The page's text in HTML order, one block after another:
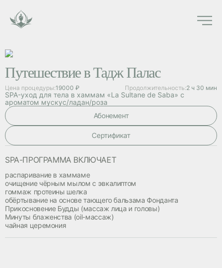
Путешествие в Тадж Палас
Цена процедуры:19000 ₽ Продолжительность:2 ч 30 мин
SPA-уход для тела в хаммам «La Sultane de Saba» с
ароматом мускус/ладан/роза
Абонемент
Cертификат
SPA-ПРОГРАММА ВКЛЮЧАЕТ
распаривание в хаммаме
очищение чёрным мылом с эвкалиптом
гоммаж протеины шелка
обёртывание на основе тающего бальзама Фонданта
Прикосновение Будды (массаж лица и головы)
Минуты блаженства (oil-массаж)
чайная церемония